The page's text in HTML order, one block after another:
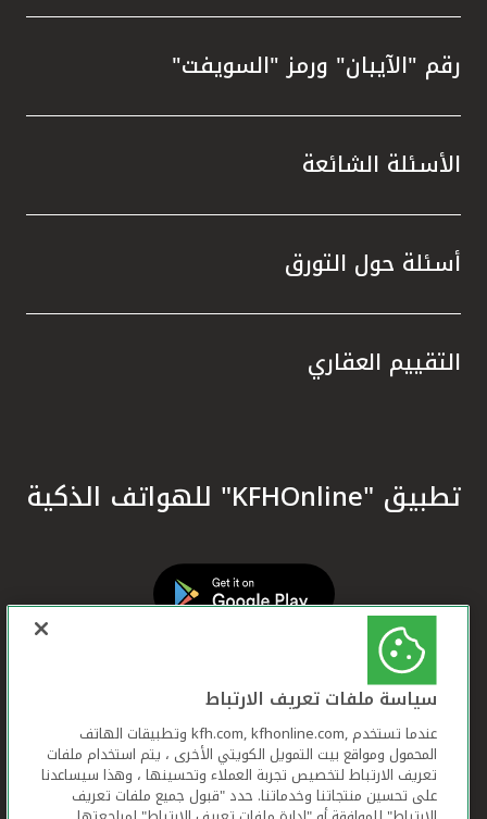
رقم "الآيبان" ورمز "السويفت"
الأسئلة الشائعة
أسئلة حول التورق
التقييم العقاري
تطبيق "KFHOnline" للهواتف الذكية
سياسة ملفات تعريف الارتباط
عندما تستخدم ,kfh.com, kfhonline.com وتطبيقات الهاتف
المحمول ومواقع بيت التمويل الكويتي الأخرى ، يتم استخدام ملفات
تعريف الارتباط لتخصيص تجربة العملاء وتحسينها ، وهذا سيساعدنا
على تحسين منتجاتنا وخدماتنا. حدد "قبول جميع ملفات تعريف